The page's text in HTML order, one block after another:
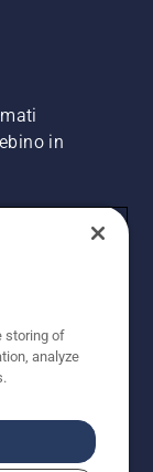
in
storing of
analyze